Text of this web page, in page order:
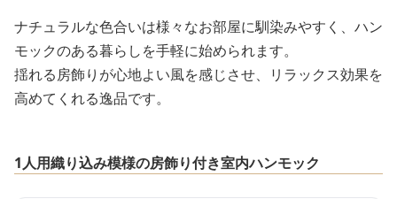
ナチュラルな色合いは様々なお部屋に馴染みやすく、ハン
モックのある暮らしを手軽に始められます。
揺れる房飾りが心地よい風を感じさせ、リラックス効果を
高めてくれる逸品です。
1人用織り込み模様の房飾り付き室内ハンモック